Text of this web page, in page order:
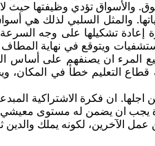
والمثل السلبي لذلك هي
إعادة تشكيلها على وجه
المرء ان يصنفهم على أساس
التعليم خطأ في المكان،
ان فكرة الاشتراكية
ان يضمن له مستوى معيشي